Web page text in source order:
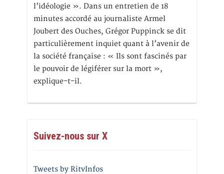
l’idéologie ». Dans un entretien de 18
minutes accordé au journaliste Armel
Joubert des Ouches, Grégor Puppinck se dit
particulièrement inquiet quant à l’avenir de
la société française : « Ils sont fascinés par
le pouvoir de légiférer sur la mort »,
explique-t-il.
Suivez-nous sur X
Tweets by RitvInfos